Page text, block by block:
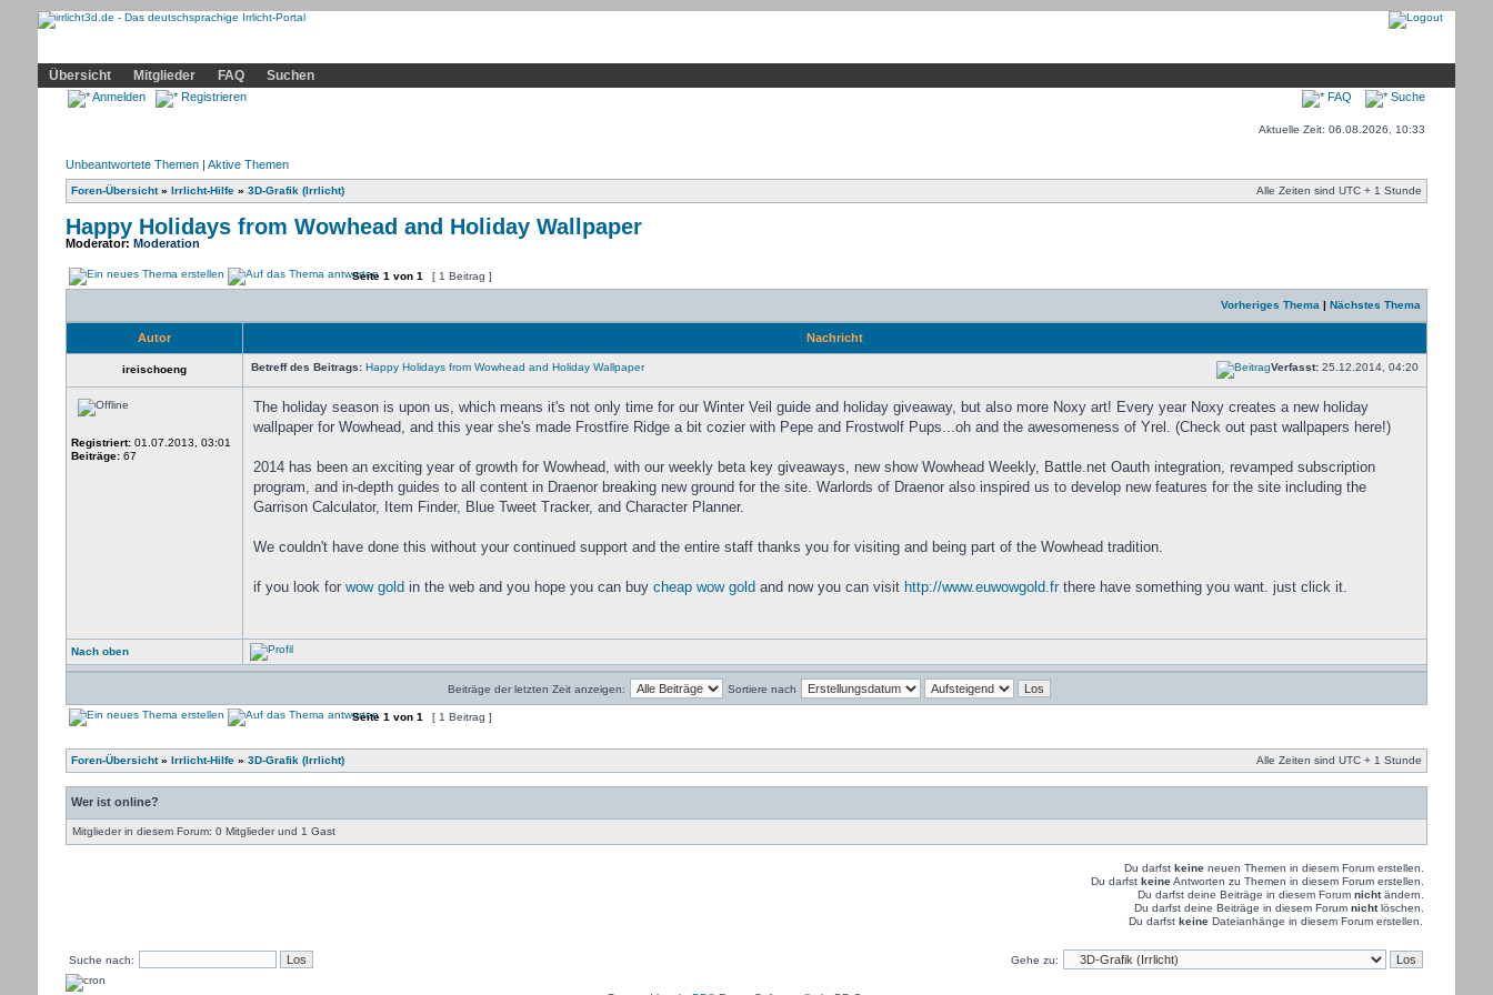
Übersicht
Mitglieder FAQ Suchen
Anmelden Registrieren FAQ Suche
Aktuelle Zeit: 06.08.2026, 10:33
Unbeantwortete Themen| Aktive Themen
Foren-Übersicht» Irrlicht-Hilfe» 3D-Grafik (Irrlicht) Alle Zeiten sind UTC + 1 Stunde
Happy Holidays from Wowhead and Holiday Wallpaper
Moderator: Moderation
Seite 1 von 1 [ 1 Beitrag ]
Vorheriges Thema | Nächstes Thema
Autor Nachricht
ireischoeng Betreff des Beitrags: Happy Holidays from Wowhead and Holiday Wallpaper Verfasst:25.12.2014, 04:20
Registriert:01.07.2013, 03:01
Beiträge:67
The holiday season is upon us, which means it's not only time for our Winter Veil guide and holiday giveaway, but also more Noxy art! Every year Noxy creates a new holiday
wallpaper for Wowhead, and this year she's made Frostfire Ridge a bit cozier with Pepe and Frostwolf Pups...oh and the awesomeness of Yrel. (Check out past wallpapers here!)
2014 has been an exciting year of growth for Wowhead, with our weekly beta key giveaways, new show Wowhead Weekly, Battle.net Oauth integration, revamped subscription
program, and in-depth guides to all content in Draenor breaking new ground for the site. Warlords of Draenor also inspired us to develop new features for the site including the
Garrison Calculator, Item Finder, Blue Tweet Tracker, and Character Planner.
We couldn't have done this without your continued support and the entire staff thanks you for visiting and being part of the Wowhead tradition.
if you look for wow gold in the web and you hope you can buy cheap wow gold and now you can visit http://www.euwowgold.frthere have something you want. just click it.
Nach oben
Beiträge der letzten Zeit anzeigen: Sortiere nach
Seite 1 von 1 [ 1 Beitrag ]
Foren-Übersicht» Irrlicht-Hilfe» 3D-Grafik (Irrlicht) Alle Zeiten sind UTC + 1 Stunde
Wer ist online?
Mitglieder in diesem Forum: 0 Mitglieder und 1 Gast
Du darfst keineneuen Themen in diesem Forum erstellen.
Du darfst keineAntworten zu Themen in diesem Forum erstellen.
Du darfst deine Beiträge in diesem Forum nichtändern.
Du darfst deine Beiträge in diesem Forum nichtlöschen.
Du darfst keineDateianhänge in diesem Forum erstellen.
Suche nach: Gehe zu: